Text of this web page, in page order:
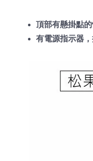
頂部有懸掛點
有電源指示器